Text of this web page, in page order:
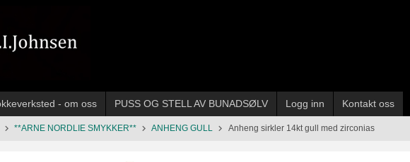
- om oss PUSS OG STELL AV BUNADSØLV Logg inn Kontakt oss
**ARNE NORDLIE SMYKKER** ANHENG GULL Anheng sirkler 14kt gull med zirconias